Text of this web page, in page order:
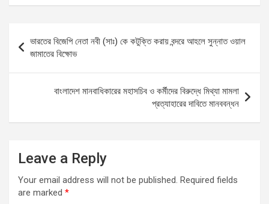
ce
o
o
ail at
s
A
p
p
se
n
g
er
ar
e
navigation
ভারতের বিজেপি নেতা নবী (সাঃ) কে কটুক্তি করায় বন্দরে আহলে সুন্নাত ওয়াল
জামাতের বিক্ষোভ
বাংলাদেশ মানবাধিকারের মহাসচিব ও কর্মীদের বিরুদ্ধে মিথ্যা মামলা
প্রত্যাহারের দাবিতে মানববন্ধন
Leave a Reply
Your email address will not be published. Required fields
are marked *